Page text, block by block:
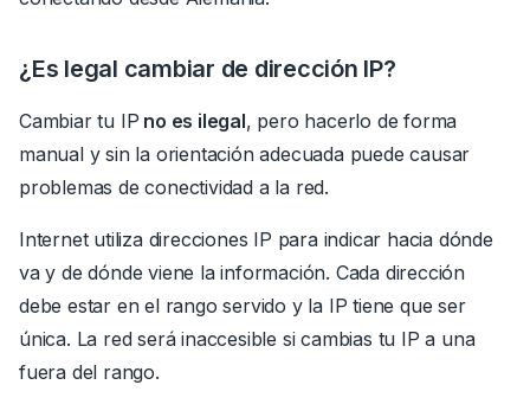
¿Es legal cambiar de dirección IP?
Cambiar tu IP no es ilegal, pero hacerlo de forma
manual y sin la orientación adecuada puede causar
problemas de conectividad a la red.
Internet utiliza direcciones IP para indicar hacia dónde
va y de dónde viene la información. Cada dirección
debe estar en el rango servido y la IP tiene que ser
única. La red será inaccesible si cambias tu IP a una
fuera del rango.